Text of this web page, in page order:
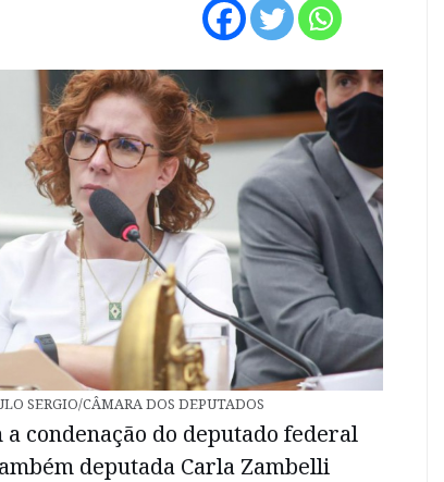
SERGIO/CÂMARA DOS DEPUTADOS
condenação do deputado federal
deputada Carla Zambelli